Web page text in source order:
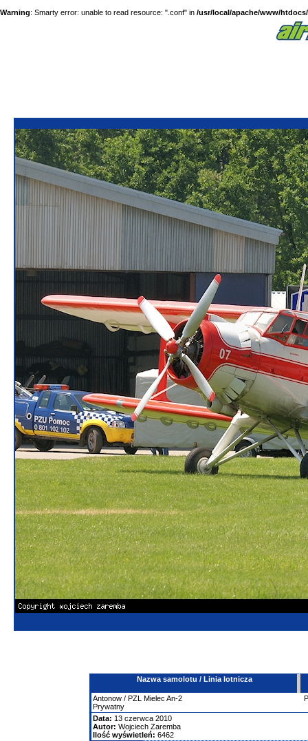
Warning: Smarty error: unable to read resource: ".conf" in /usr/local/apache/www/
Nazwa samolotu / Linia lotnicza
Antonow / PZL Mielec An-2
Prywatny
Data: 13 czerwca 2010
Autor: Wojciech Zaremba
Ilość wyświetleń: 6462